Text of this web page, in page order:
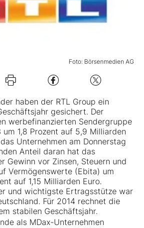
Foto: Börsenmedien AG
haben der RTL Group ein
gesichert. Der
werbefinanzierten Sendergruppe
um 1,8 Prozent auf 5,9 Milliarden
Unternehmen am Donnerstag
Anteil daran hat das
Gewinn vor Zinsen, Steuern und
Vermögenswerte (Ebita) um
auf 1,15 Milliarden Euro.
und wichtigste Ertragsstütze war
Für 2014 rechnet die
stabilen Geschäftsjahr.
als MDax-Unternehmen